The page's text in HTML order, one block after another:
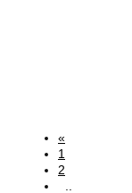
«
1
2